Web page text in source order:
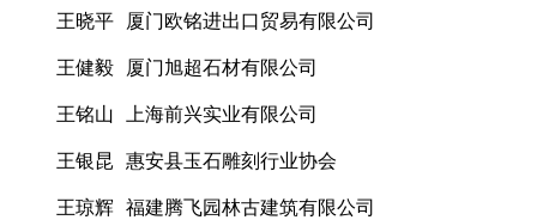
王晓平 厦门欧铭进出口贸易有限公司
王健毅 厦门旭超石材有限公司
王铭山 上海前兴实业有限公司
王银昆 惠安县玉石雕刻行业协会
王琼辉 福建腾飞园林古建筑有限公司